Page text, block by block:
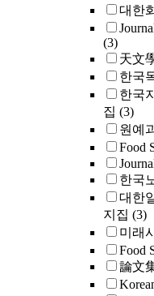
대한
(3)
天文
한국
한국
집 (3)
원예
Food
한국
대한
지집 (3)
미래
Food
論文